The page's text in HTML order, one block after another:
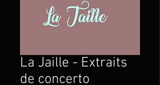
La Jaille - Extraits
de concerto